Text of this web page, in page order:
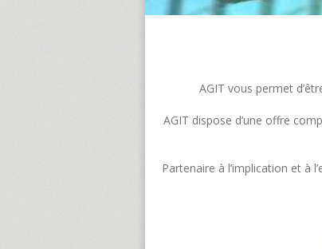
AGIT vous permet
AGIT dispose d’une offre
Partenaire à l’implication et à